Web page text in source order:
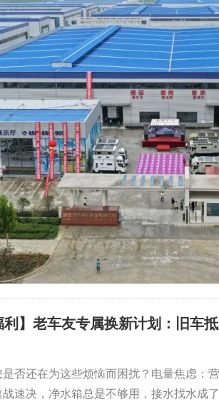
利】老车友专属换新计划：旧车
否还在为这些烦恼而困扰？电量焦虑：
速决，净水箱总是不够用，接水找水成